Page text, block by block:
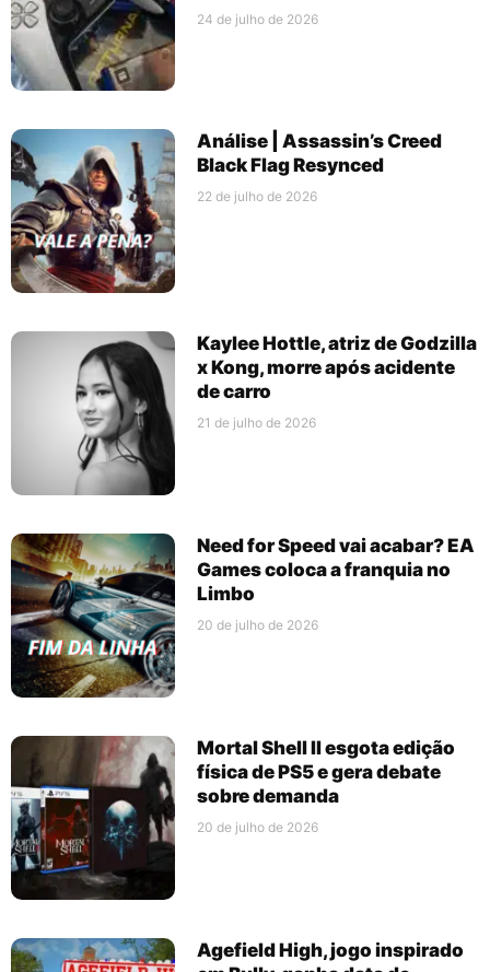
24 de julho de 2026
Análise | Assassin’s Creed
Black Flag Resynced
22 de julho de 2026
Kaylee Hottle, atriz de Godzilla
x Kong, morre após acidente
de carro
21 de julho de 2026
Need for Speed vai acabar? EA
Games coloca a franquia no
Limbo
20 de julho de 2026
Mortal Shell II esgota edição
física de PS5 e gera debate
sobre demanda
20 de julho de 2026
Agefield High, jogo inspirado